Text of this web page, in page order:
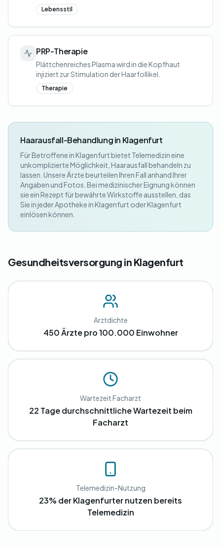
Lebensstil
PRP-Therapie
Plättchenreiches Plasma wird in die Kopfhaut
injiziert zur Stimulation der Haarfollikel.
Therapie
Haarausfall-Behandlung in Klagenfurt
Für Betroffene in Klagenfurt bietet Telemedizin eine
unkomplizierte Möglichkeit, Haarausfall behandeln zu
lassen. Unsere Ärzte beurteilen Ihren Fall anhand Ihrer
Angaben und Fotos. Bei medizinischer Eignung können
sie ein Rezept für bewährte Wirkstoffe ausstellen, das
Sie in jeder Apotheke in Klagenfurt oder Klagenfurt
einlösen können.
Gesundheitsversorgung in Klagenfurt
Arztdichte
450 Ärzte pro 100.000 Einwohner
Wartezeit Facharzt
22 Tage durchschnittliche Wartezeit beim
Facharzt
Telemedizin-Nutzung
23% der Klagenfurter nutzen bereits
Telemedizin